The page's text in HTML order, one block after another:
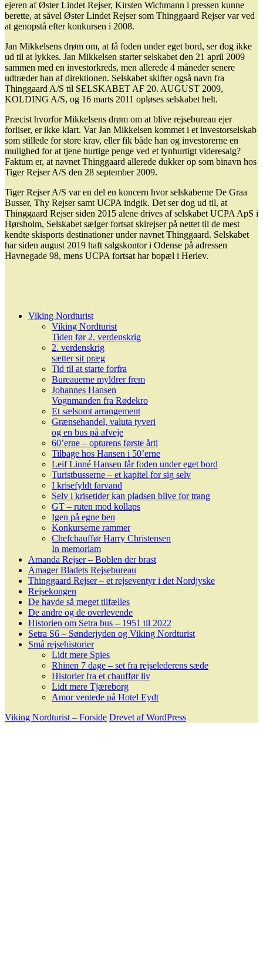
ejeren af Øster Lindet Rejser, Kirsten Wichmann i pressen kunne
berette, at såvel Øster Lindet Rejser som Thinggaard Rejser var ved
at genopstå efter konkursen i 2008.
Jan Mikkelsens drøm om, at få foden under eget bord, ser dog ikke
ud til at lykkes. Jan Mikkelsen starter selskabet den 21 april 2009
sammen med en investorkreds, men allerede 4 måneder senere
udtræder han af direktionen. Selskabet skifter også navn fra
Thinggaard A/S til SELSKABET AF 20. AUGUST 2009,
KOLDING A/S, og 16 marts 2011 opløses selskabet helt.
Præcist hvorfor Mikkelsens drøm om at blive rejsebureau ejer
forliser, er ikke klart. Var Jan Mikkelsen kommet i et investorselskab
som stillede for store krav, eller fik både han og investorerne en
mulighed for at tjene hurtige penge ved et lynhurtigt videresalg?
Faktum er, at navnet Thinggaard allerede dukker op som binavn hos
Tiger Rejser A/S den 28 september 2009.
Tiger Rejser A/S var en del en koncern hvor selskaberne De Graa
Busser, Thy Rejser samt UCPA indgik. Det ser dog ud til, at
Thinggaard Rejser siden 2015 alene drives af selskabet UCPA ApS i
Hørsholm, Selskabet sælger fortsat skirejser på nettet til de mest
kendte skisports destinationer under navnet Thinggaard. Selskabet
har siden august 2019 haft salgskontor i Odense på adressen
Havnegade 98, mens UCPA fortsat har bopæl i Herlev.
Viking Nordturist
Viking Nordturist
Tiden før 2. verdenskrig
2. verdenskrig
sætter sit præg
Tid til at starte forfra
Bureauerne myldrer frem
Johannes Hansen
Vognmanden fra Rødekro
Et sælsomt arrangement
Grænsehandel, valuta tyveri
og en bus på afveje
60’erne – opturens første årti
Tilbage hos Hansen i 50’erne
Leif Linné Hansen får foden under eget bord
Turistbusserne – et kapitel for sig selv
I krisefyldt farvand
Selv i krisetider kan pladsen blive for trang
GT – ruten mod kollaps
Igen på egne ben
Konkurserne rammer
Chefchauffør Harry Christensen
In memoriam
Amanda Rejser – Boblen der brast
Amager Bladets Rejsebureau
Thinggaard Rejser – et rejseventyr i det Nordjyske
Rejsekongen
De havde så meget tilfælles
De andre og de overlevende
Historien om Setra bus – 1951 til 2022
Setra S6 – Sønderjyden og Viking Nordturist
Små rejsehistorier
Lidt mere Spies
Rhinen 7 dage – set fra rejselederens sæde
Historier fra et chauffør liv
Lidt mere Tjæreborg
Amor ventede på Hotel Eydt
Viking Nordturist – Forside Drevet af WordPress